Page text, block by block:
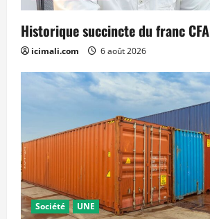
Historique succincte du franc CFA
icimali.com 6 août 2026
Société UNE